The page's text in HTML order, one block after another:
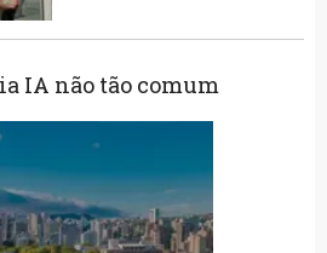
IA não tão comum